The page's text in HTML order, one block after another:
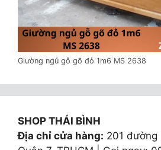
Giường ngủ gỗ gõ đỏ 1m6 MS 2638
SHOP THÁI BÌNH
Địa chỉ cửa hàng: 201 đường